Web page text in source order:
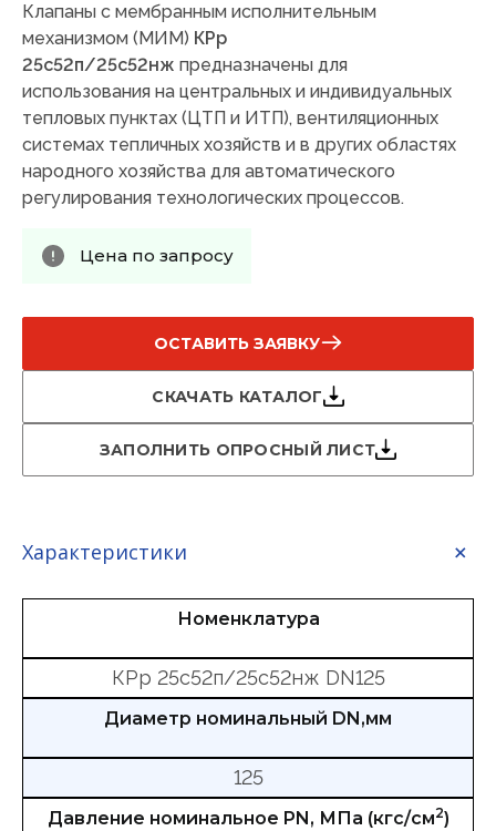
Клапаны с мембранным исполнительным
механизмом (МИМ) КРр
25с52п/25с52нж предназначены для
использования на центральных и индивидуальных
тепловых пунктах (ЦТП и ИТП), вентиляционных
системах тепличных хозяйств и в других областях
народного хозяйства для автоматического
регулирования технологических процессов.
Цена по запросу
ОСТАВИТЬ ЗАЯВКУ
СКАЧАТЬ КАТАЛОГ
ЗАПОЛНИТЬ ОПРОСНЫЙ ЛИСТ
Характеристики
Номенклатура
КРр 25с52п/25с52нж DN125
Диаметр номинальный DN,мм
125
Давление номинальное PN, МПа (кгс/см2)